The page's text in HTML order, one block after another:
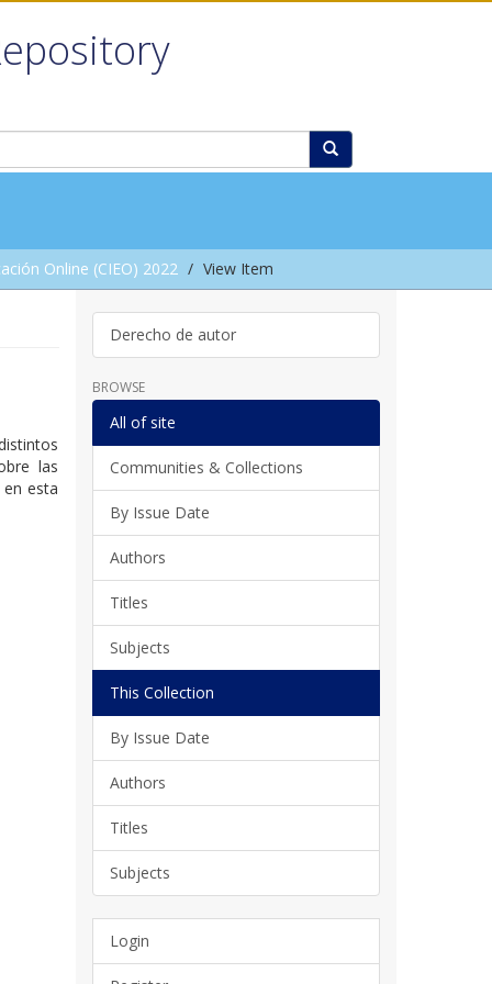
Online (CIEO) 2022 View Item
las
esta
Derecho de autor
BROWSE
All of site
Communities & Collections
By Issue Date
Authors
Titles
Subjects
This Collection
By Issue Date
Authors
Titles
Subjects
Login